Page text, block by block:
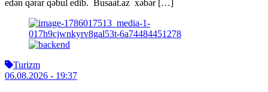
edən qərar qəbul edib. Busaat.az xəbər […]
Turizm
06.08.2026 - 19:37